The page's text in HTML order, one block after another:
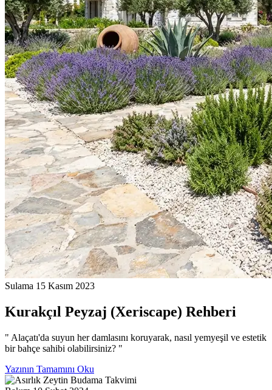
Sulama 15 Kasım 2023
Kurakçıl Peyzaj (Xeriscape) Rehberi
" Alaçatı'da suyun her damlasını koruyarak, nasıl yemyeşil ve estetik
bir bahçe sahibi olabilirsiniz? "
Yazının Tamamını Oku